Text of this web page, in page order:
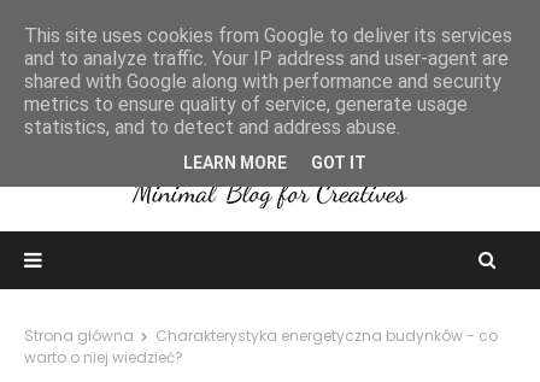
Strona główna
Charakterystyka energetyczna budynków - co
warto o niej wiedzieć?
This site uses cookies from Google to deliver its services
and to analyze traffic. Your IP address and user-agent are
shared with Google along with performance and security
metrics to ensure quality of service, generate usage
statistics, and to detect and address abuse.
LEARN MORE GOT IT